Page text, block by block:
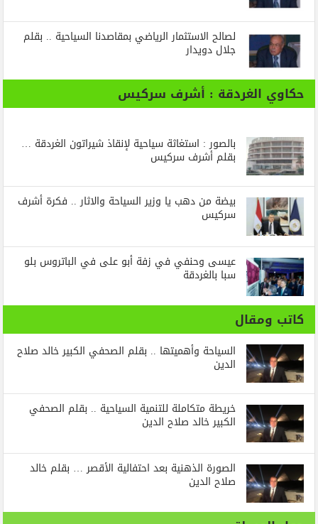
لصالح الاستثمار الرياضي بمقاصدنا السياحية .. بقلم
جلال دويدار
حكاوي الغردقة : أشرف سركيس
بالصور : استغاثة سياحية لإنقاذ شيراتون الغردقة …
بقلم أشرف سركيس
بيضة من دهب يا وزير السياحة والاثار .. فكرة أشرف
سركيس
عيسى وحنفي في زفة أبو على في الباتروس بلو
سبا بالغردقة
كاتب ومقال
السياحة وأهميتها .. بقلم الصحفي الكبير خالد صلاح
الدين
خريطة متكاملة للتنمية السياحية .. بقلم الصحفي
الكبير خالد صلاح الدين
الصورة الذهنية بعد احتفالية الأقصر … بقلم خالد
صلاح الدين